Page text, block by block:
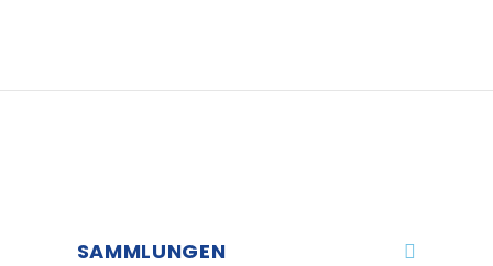
SAMMLUNGEN